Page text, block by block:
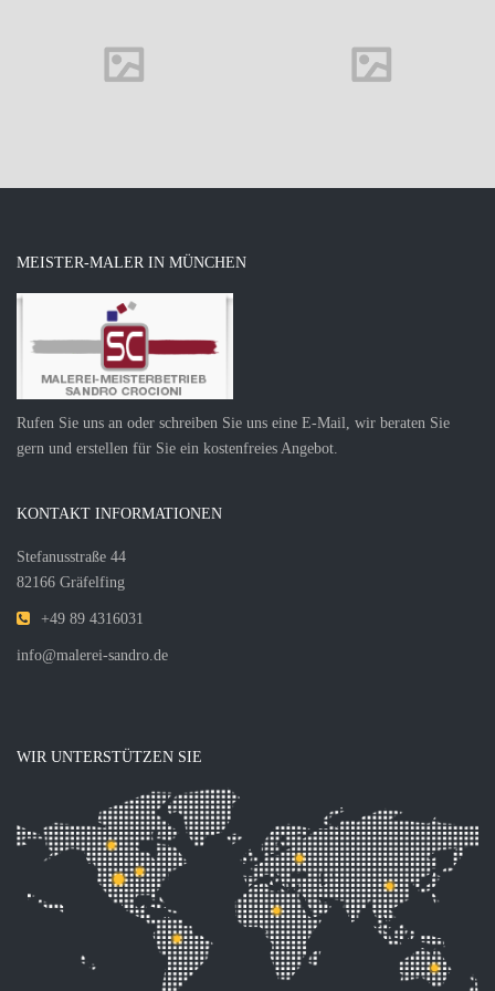
MEISTER-MALER IN MÜNCHEN
Rufen Sie uns an oder schreiben Sie uns eine E-Mail, wir beraten Sie
gern und erstellen für Sie ein kostenfreies Angebot.
KONTAKT INFORMATIONEN
Stefanusstraße 44
82166 Gräfelfing
+49 89 4316031
info@malerei-sandro.de
WIR UNTERSTÜTZEN SIE